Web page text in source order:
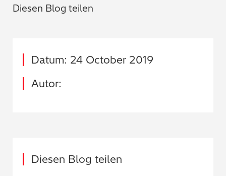
Diesen Blog teilen
Datum: 24 October 2019
Autor:
Diesen Blog teilen